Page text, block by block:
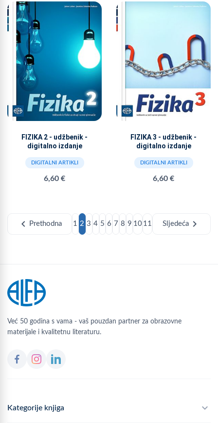
FIZIKA 2 - udžbenik -
digitalno izdanje
DIGITALNI ARTIKLI
6,60 €
FIZIKA 3 - udžbenik -
digitalno izdanje
DIGITALNI ARTIKLI
6,60 €
chevron_left Prethodna 1 2 3 4 5 6 7 8 9 10 11 Sljedeća chevron_right
Već 50 godina s vama - vaš pouzdan partner za obrazovne
materijale i kvalitetnu literaturu.
Kategorije knjiga